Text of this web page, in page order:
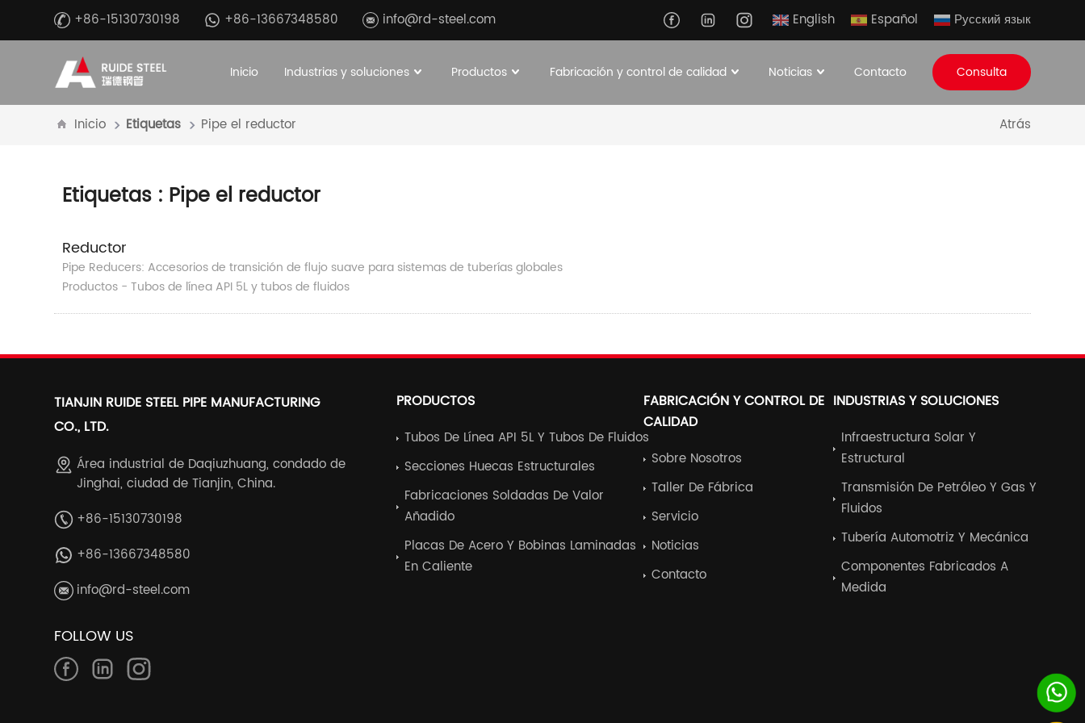
+86-15130730198 +86-13667348580 info@rd-steel.com English Español Русский язык
Inicio Industrias y soluciones Productos Fabricación y control de calidad Noticias Contacto Consulta
Atrás
Inicio Etiquetas Pipe el reductor
Etiquetas : Pipe el reductor
Reductor
Pipe Reducers: Accesorios de transición de flujo suave para sistemas de tuberías globales
Productos - Tubos de línea API 5L y tubos de fluidos
TIANJIN RUIDE STEEL PIPE MANUFACTURING
CO., LTD.
Área industrial de Daqiuzhuang, condado de
Jinghai, ciudad de Tianjin, China.
+86-15130730198
+86-13667348580
info@rd-steel.com
FOLLOW US
PRODUCTOS
Tubos De Línea API 5L Y Tubos De Fluidos
Secciones Huecas Estructurales
Fabricaciones Soldadas De Valor
Añadido
Placas De Acero Y Bobinas Laminadas
En Caliente
FABRICACIÓN Y CONTROL DE
CALIDAD
Sobre Nosotros
Taller De Fábrica
Servicio
Noticias
Contacto
INDUSTRIAS Y SOLUCIONES
Infraestructura Solar Y
Estructural
Transmisión De Petróleo Y Gas Y
Fluidos
Tubería Automotriz Y Mecánica
Componentes Fabricados A
Medida